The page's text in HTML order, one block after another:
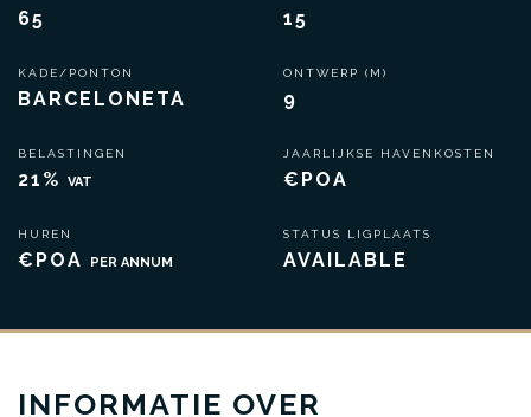
65
KADE/PONTON
BARCELONETA
BELASTINGEN
21% VAT
HUREN
€POA PER ANNUM
15
ONTWERP (M)
9
JAARLIJKSE HAVENKOSTEN
€POA
STATUS LIGPLAATS
AVAILABLE
INFORMATIE OVER